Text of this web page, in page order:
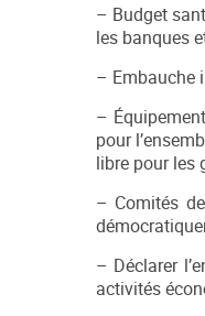
– Budget
les banques
– Embauche
–
pour
libre pour les
– Comités
– Déclarer
activités